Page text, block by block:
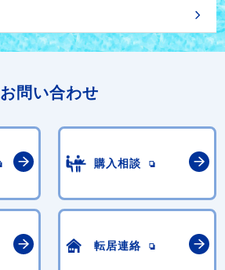
お問い合わせ
購入相談
転居連絡